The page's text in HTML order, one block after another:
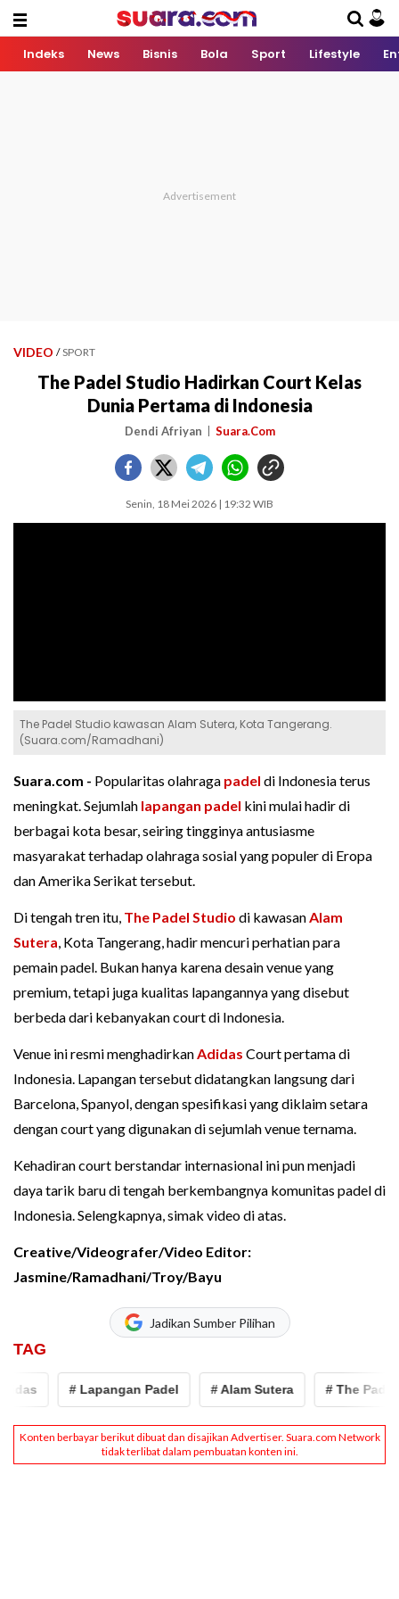
Indeks News Bisnis Bola Sport Lifestyle
VIDEO / SPORT
The Padel Studio Hadirkan Court Kelas
Dunia Pertama di Indonesia
Dendi Afriyan Suara.Com
Senin, 18 Mei 2026 | 19:32 WIB
The Padel Studio kawasan Alam Sutera, Kota Tangerang.
(Suara.com/Ramadhani)
Suara.com - Popularitas olahraga padel di Indonesia terus
meningkat. Sejumlah lapangan padel kini mulai hadir di
berbagai kota besar, seiring tingginya antusiasme
masyarakat terhadap olahraga sosial yang populer di Eropa
dan Amerika Serikat tersebut.
Di tengah tren itu, The Padel Studio di kawasanAlam
Sutera, Kota Tangerang, hadir mencuri perhatian para
pemain padel. Bukan hanya karena desain venue yang
premium, tetapi juga kualitas lapangannya yang disebut
berbeda dari kebanyakan court di Indonesia.
Venue ini resmi menghadirkanAdidas Court pertama di
Indonesia. Lapangan tersebut didatangkan langsung dari
Barcelona, Spanyol, dengan spesifikasi yang diklaim setara
dengan court yang digunakan di sejumlah venue ternama.
Kehadiran court berstandar internasional ini pun menjadi
daya tarik baru di tengah berkembangnya komunitas padel di
Indonesia. Selengkapnya, simak video di atas.
Creative/Videografer/Video Editor:
Jasmine/Ramadhani/Troy/Bayu
Jadikan Sumber Pilihan
TAG
# Lapangan Padel # Alam Sutera # The Padel